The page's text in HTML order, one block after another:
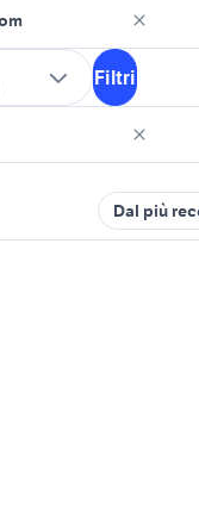
Filtri
Dal più